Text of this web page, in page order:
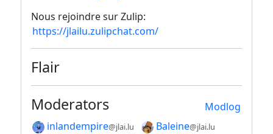
Nous rejoindre sur Zulip:
https://jlailu.zulipchat.com/
Flair
Modlog
Moderators
inlandempire@jlai.lu Baleine@jlai.lu